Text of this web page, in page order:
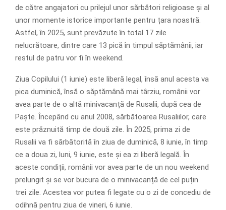
de către angajatori cu prilejul unor sărbători religioase și al
unor momente istorice importante pentru țara noastră.
Astfel, în 2025, sunt prevăzute în total 17 zile
nelucrătoare, dintre care 13 pică în timpul săptămânii, iar
restul de patru vor fi în weekend.
Ziua Copilului (1 iunie) este liberă legal, însă anul acesta va
pica duminică, însă o săptămână mai târziu, românii vor
avea parte de o altă minivacanță de Rusalii, după cea de
Paște. Începând cu anul 2008, sărbătoarea Rusaliilor, care
este prăznuită timp de două zile. În 2025, prima zi de
Rusalii va fi sărbătorită în ziua de duminică, 8 iunie, în timp
ce a doua zi, luni, 9 iunie, este și ea zi liberă legală. În
aceste condiții, românii vor avea parte de un nou weekend
prelungit și se vor bucura de o minivacanță de cel puțin
trei zile. Acestea vor putea fi legate cu o zi de concediu de
odihnă pentru ziua de vineri, 6 iunie.